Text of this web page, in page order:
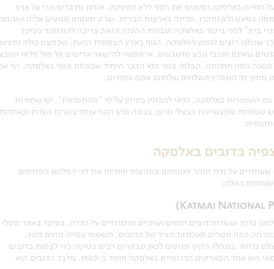
החיים באלסקה ומשנים את הנוף ללא הפסקה. אנחנו מדברים הרי על ארץ
כמעט ולא נחקרו. מדינה בארצות הברית, שרק מעטים מגיעים אליה
בית" לפני ביקור באלסקה ועבודת ההכנה הזאת צריכה להתמקד בעיקר
שכולנו רוצים לנסוע לאלסקה. הנוף בארץ הצפונית הזאת, שכמעט כולה
ומושך גם אנשים שאינם חובבי טבע מושבעים. אי אפשר להישאר אדישים אל מול פלאי
כמה תתכוננו, הבלתי צפוי הוא הדבר היחיד שבאמת צפוי באלסקה. הר
מתוך מי המפרץ השלווים שלחופו אתם עומדים.
השמורות באלסקה, כדאי להבחין ביניהן על פי "ההתמחות". יש שמורות
שמורות שמצטיינות בבעלי חיים. בכמה מהן הנוף עומד במרכז העניין
בדובים באלסקה
שעומדים על גדת הנהר ותופסים בתנועות חינניות את דגי הסלמון המזנקים
האלה:
בנהר ועשרות דובים חומים וענקיים מתגודדים על הגדה, בעיקר באזור מפלי
כמה מטרים מעמדות הציד של הדובים, משטחי צפייה נוחים מעץ,
בנחת. במהלך הקיץ מגיעים לכאן מבקרים רבים בטיסה כדי לצפות בדובים
לאורך החוף המזרחי של הפארק. קטמאי הוא אחד הפארקים הדרומיים באלסקה ונוסד ב-1980. מלבד הדובים הוא